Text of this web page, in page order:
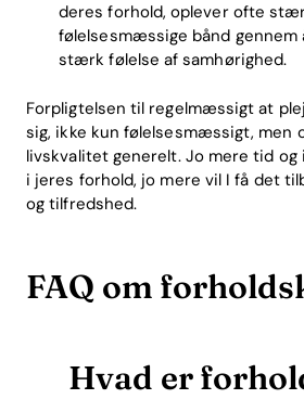
deres forhold, oplever ofte
følelsesmæssige bånd gennem
stærk følelse af samhørighed.
Forpligtelsen til regelmæssigt at
sig, ikke kun følelsesmæssigt, men
livskvalitet generelt. Jo mere tid
i jeres forhold, jo mere vil I få det
og tilfredshed.
FAQ om
Hvad er